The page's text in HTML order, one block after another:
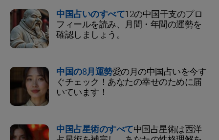
中国占いのすべて12の中国干支のプロ
フィールを読み、月間・年間の運勢を
確認しましょう。
中国の8月運勢愛の月の中国占いを今す
ぐチェック！あなたの幸せのために届
いています！
中国占星術のすべて中国占星術は西洋